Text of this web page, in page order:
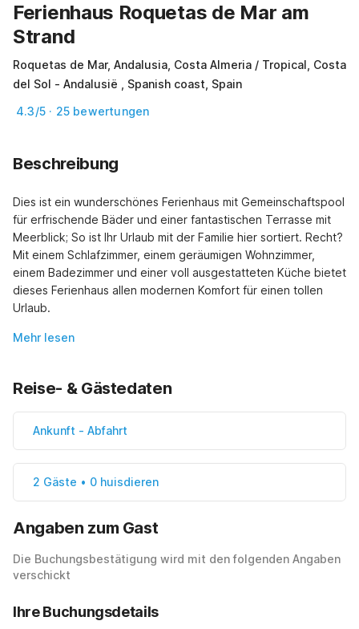
Ferienhaus Roquetas de Mar am
Strand
Roquetas de Mar, Andalusia, Costa Almeria / Tropical, Costa
del Sol - Andalusië , Spanish coast, Spain
4.3/5 · 25 bewertungen
Beschreibung
Dies ist ein wunderschönes Ferienhaus mit Gemeinschaftspool
für erfrischende Bäder und einer fantastischen Terrasse mit
Meerblick; So ist Ihr Urlaub mit der Familie hier sortiert. Recht?
Mit einem Schlafzimmer, einem geräumigen Wohnzimmer,
einem Badezimmer und einer voll ausgestatteten Küche bietet
dieses Ferienhaus allen modernen Komfort für einen tollen
Urlaub.
Mehr lesen
Reise- & Gästedaten
Ankunft - Abfahrt
2 Gäste • 0 huisdieren
Angaben zum Gast
Die Buchungsbestätigung wird mit den folgenden Angaben
verschickt
Ihre Buchungsdetails